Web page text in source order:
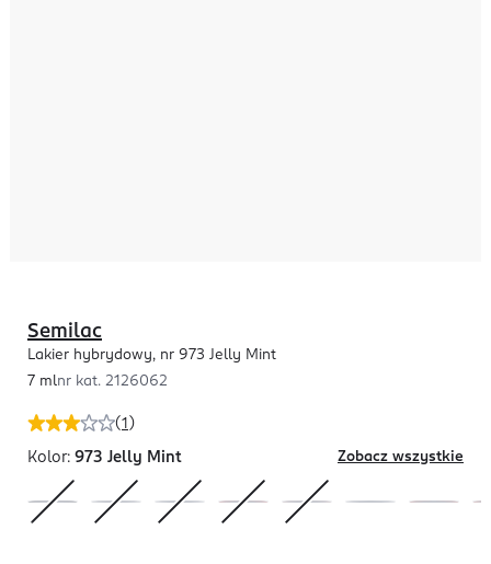
(1 )
Semilac
Lakier hybrydowy, nr 973 Jelly Mint
7 mlnr kat. 2126062
Kolor: 973 Jelly Mint Zobacz wszystkie